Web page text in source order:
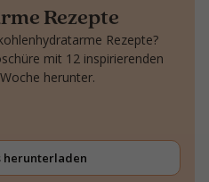
Rezepte
Rezepte?
mit 12 inspirierenden
herunter.
herunterladen